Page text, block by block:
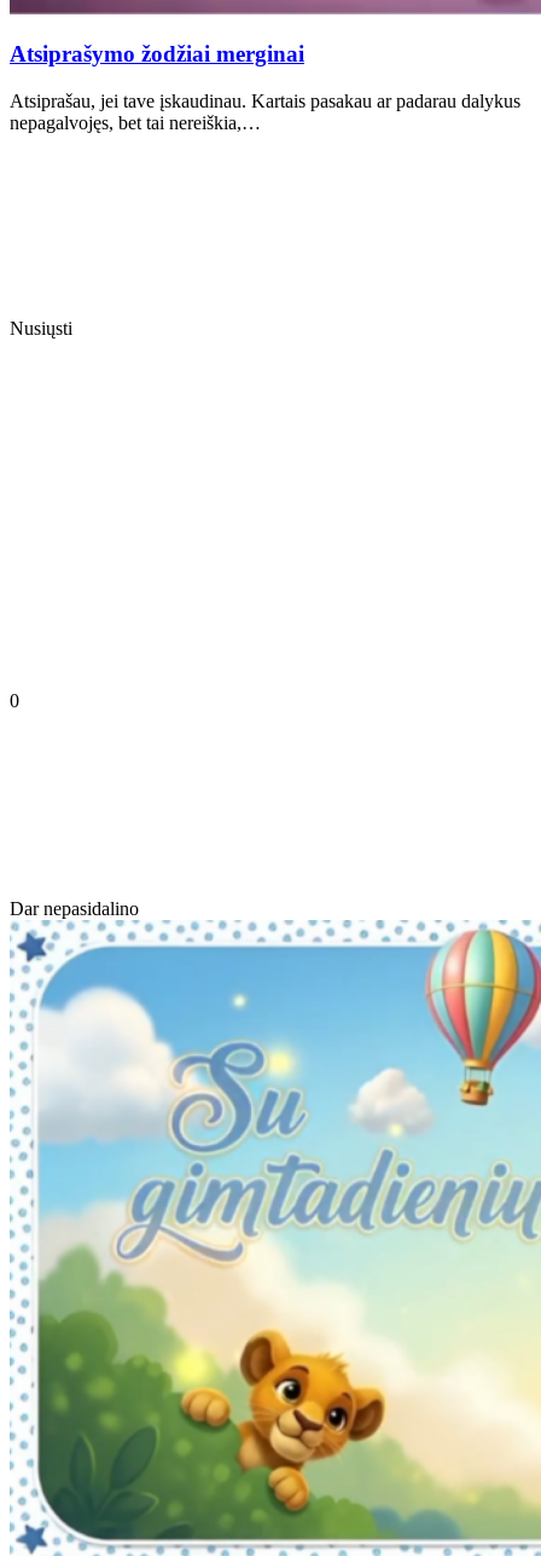
Atsiprašymo žodžiai merginai
Atsiprašau, jei tave įskaudinau. Kartais pasakau ar padarau dalykus
nepagalvojęs, bet tai nereiškia,…
Nusiųsti
0
Dar nepasidalino